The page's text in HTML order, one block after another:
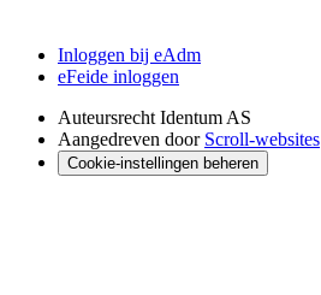
Inloggen bij eAdm
eFeide inloggen
Auteursrecht Identum AS
Aangedreven door Scroll-websites
Cookie-instellingen beheren